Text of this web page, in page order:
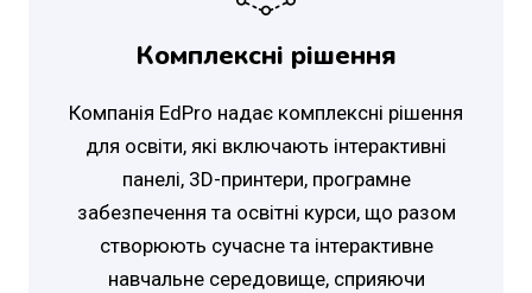
Комплексні рішення
Компанія EdPro надає комплексні рішення
для освіти, які включають інтерактивні
панелі, 3D-принтери, програмне
забезпечення та освітні курси, що разом
створюють сучасне та інтерактивне
навчальне середовище, сприяючи